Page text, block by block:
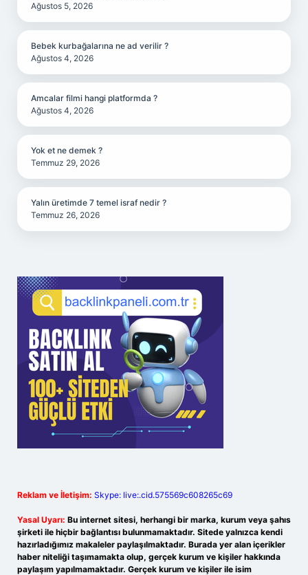
Ağustos 5, 2026
Bebek kurbağalarına ne ad verilir ?
Ağustos 4, 2026
Amcalar filmi hangi platformda ?
Ağustos 4, 2026
Yok et ne demek ?
Temmuz 29, 2026
Yalın üretimde 7 temel israf nedir ?
Temmuz 26, 2026
Reklam ve İletişim: Skype: live:.cid.575569c608265c69
Yasal Uyarı: Bu internet sitesi, herhangi bir marka, kurum veya şahıs
şirketi ile hiçbir bağlantısı bulunmamaktadır. Sitede yalnızca kendi
hazırladığımız makaleler paylaşılmaktadır. Burada yer alan içerikler
haber niteliği taşımamakta olup, gerçek kurum ve kişiler hakkında
paylaşım yapılmamaktadır. Gerçek kurum ve kişiler ile isim